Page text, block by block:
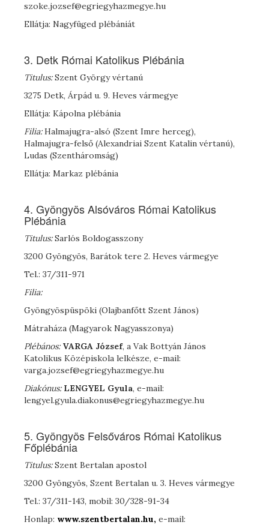
szoke.jozsef@egriegyhazmegye.hu
Ellátja: Nagyfüged plébániát
3. Detk Római Katolikus Plébánia
Titulus:Szent György vértanú
3275 Detk, Árpád u. 9. Heves vármegye
Ellátja: Kápolna plébánia
Filia:Halmajugra-alsó (Szent Imre herceg),
Halmajugra-felső (Alexandriai Szent Katalin vértanú),
Ludas (Szentháromság)
Ellátja: Markaz plébánia
4. Gyöngyös Alsóváros Római Katolikus
Plébánia
Titulus:Sarlós Boldogasszony
3200 Gyöngyös, Barátok tere 2. Heves vármegye
Tel.: 37/311-971
Filia:
Gyöngyöspüspöki (Olajbanfőtt Szent János)
Mátraháza (Magyarok Nagyasszonya)
Plébános: VARGA József, a Vak Bottyán János
Katolikus Középiskola lelkésze, e-mail:
varga.jozsef@egriegyhazmegye.hu
Diakónus: LENGYEL Gyula, e-mail:
lengyel.gyula.diakonus@egriegyhazmegye.hu
5. Gyöngyös Felsőváros Római Katolikus
Főplébánia
Titulus: Szent Bertalan apostol
3200 Gyöngyös, Szent Bertalan u. 3. Heves vármegye
Tel.: 37/311-143, mobil: 30/328-91-34
Honlap: www.szentbertalan.hu, e-mail: